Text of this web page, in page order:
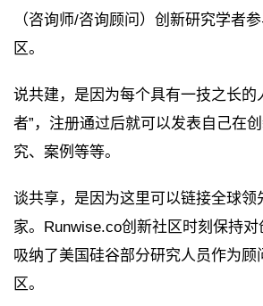
（咨询师/咨询顾问）创新研究学者
区。
说共建，是因为每个具有一技之长的
者”，注册通过后就可以发表自己在
究、案例等等。
谈共享，是因为这里可以链接全球领
家。Runwise.co创新社区时刻保持
吸纳了美国硅谷部分研究人员作为顾
区。